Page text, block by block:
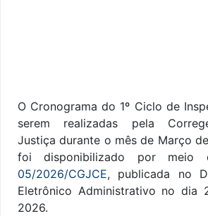
O Cronograma do 1º Ciclo de
serem realizadas pela
Justiça durante o mês de Março
foi disponibilizado por meio
05/2026/CGJCE, publicada no
Eletrônico Administrativo no dia
2026.